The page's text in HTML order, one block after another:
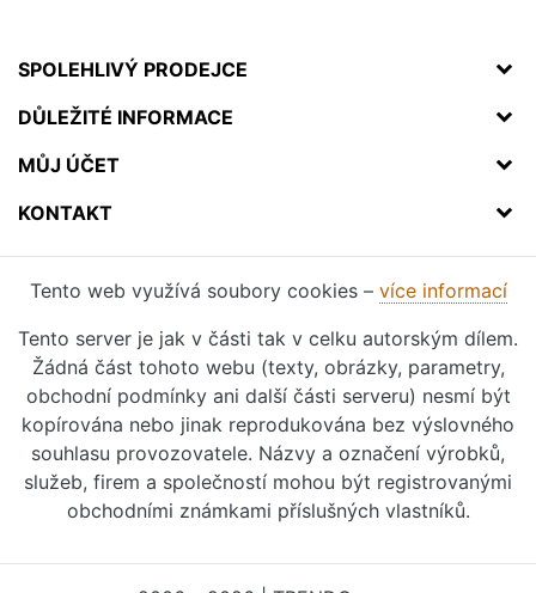
SPOLEHLIVÝ PRODEJCE
DŮLEŽITÉ INFORMACE
MŮJ ÚČET
KONTAKT
Tento web využívá soubory cookies – více informací
Tento server je jak v části tak v celku autorským dílem.
Žádná část tohoto webu (texty, obrázky, parametry,
obchodní podmínky ani další části serveru) nesmí být
kopírována nebo jinak reprodukována bez výslovného
souhlasu provozovatele. Názvy a označení výrobků,
služeb, firem a společností mohou být registrovanými
obchodními známkami příslušných vlastníků.